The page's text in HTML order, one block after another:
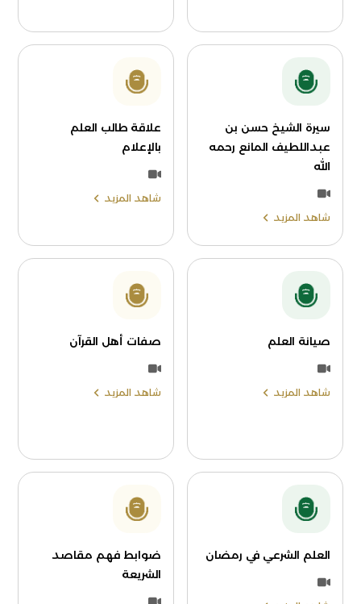
سيرة الشيخ حسن بن
عبداللطيف المانع رحمه
الله
شاهد المزيد
علاقة طالب العلم
بالإعلام
شاهد المزيد
صيانة العلم
شاهد المزيد
صفات أهل القرآن
شاهد المزيد
العلم الشرعي في رمضان
ضوابط فهم مقاصد
الشريعة